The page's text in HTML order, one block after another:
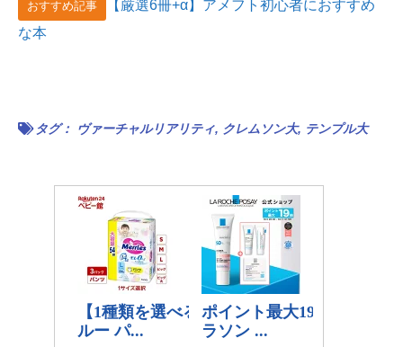
おすすめ記事
【厳選6冊+α】アメフト初心者におすすめ
な本
タグ： ヴァーチャルリアリティ, クレムソン大, テンプル大